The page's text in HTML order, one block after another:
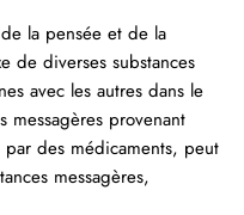
la pensée et de la
de diverses substances
avec les autres dans le
messagères provenant
par des médicaments, peut
messagères,